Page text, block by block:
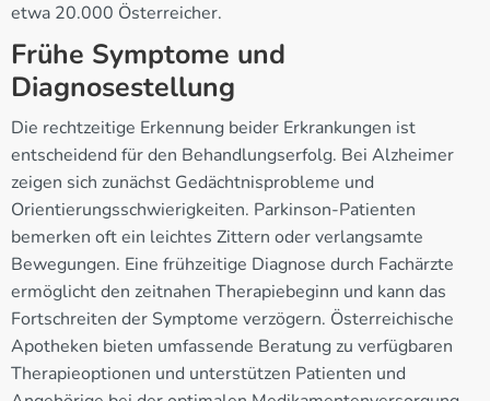
etwa 20.000 Österreicher.
Frühe Symptome und
Diagnosestellung
Die rechtzeitige Erkennung beider Erkrankungen ist
entscheidend für den Behandlungserfolg. Bei Alzheimer
zeigen sich zunächst Gedächtnisprobleme und
Orientierungsschwierigkeiten. Parkinson-Patienten
bemerken oft ein leichtes Zittern oder verlangsamte
Bewegungen. Eine frühzeitige Diagnose durch Fachärzte
ermöglicht den zeitnahen Therapiebeginn und kann das
Fortschreiten der Symptome verzögern. Österreichische
Apotheken bieten umfassende Beratung zu verfügbaren
Therapieoptionen und unterstützen Patienten und